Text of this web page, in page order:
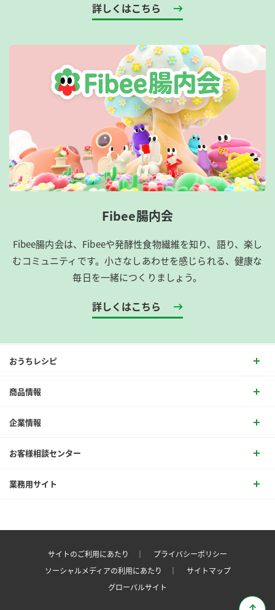
詳しくはこちら
Fibee腸内会
Fibee腸内会は、​Fibeeや発酵性食物繊維を知り、語り、楽し
むコミュニティです。​小さなしあわせを感じられる、健康な
毎日を一緒につくりましょう。
詳しくはこちら
おうちレシピ
商品情報
企業情報
お客様相談センター
業務用サイト
サイトのご利用にあたり ｜
プライバシーポリシー
ソーシャルメディアの利用にあたり ｜
サイトマップ
グローバルサイト